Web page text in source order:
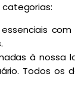
categorias:
à nossa
Todos os